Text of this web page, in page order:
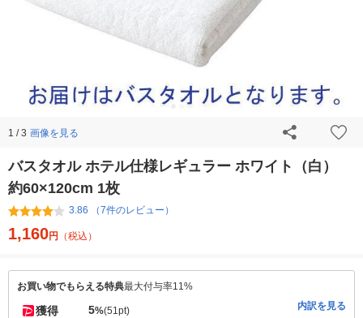
1 / 3 画像を見る
バスタオル ホテル仕様レギュラー ホワイト（白）
約60×120cm 1枚
3.86 （7件のレビュー）
1,160円 （税込）
お買い物でもらえる特典最大付与率11%
獲得 5%(51pt) 内訳を見る